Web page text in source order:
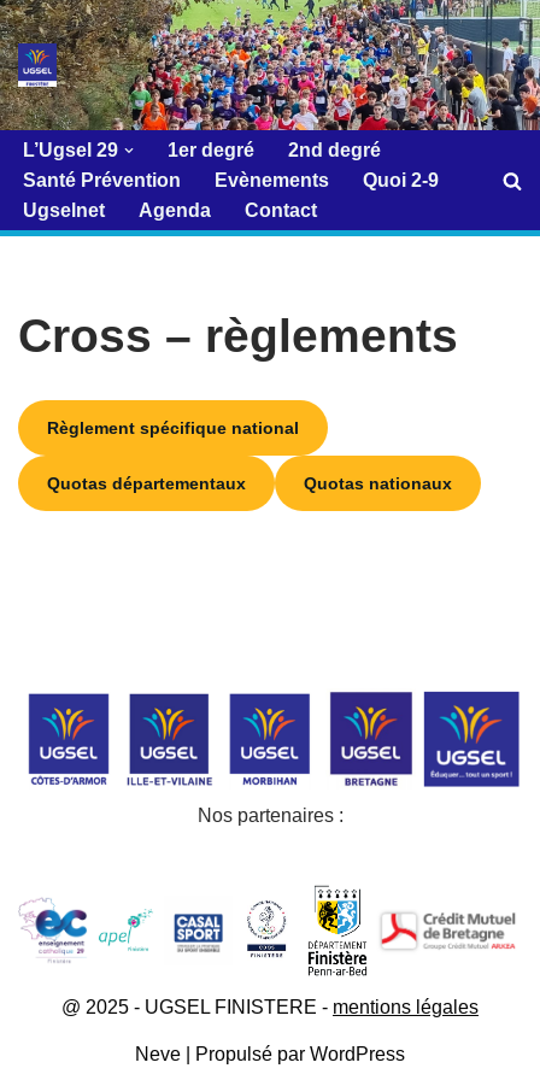
Aller
au
contenu
L’Ugsel 29
1er degré
2nd degré
Santé Prévention
Evènements
Quoi 2-9
Ugselnet
Agenda Contact
Cross – règlements
Règlement spécifique national
Quotas départementaux Quotas nationaux
Nos partenaires :
@ 2025 - UGSEL FINISTERE - mentions légales
Neve | Propulsé par WordPress